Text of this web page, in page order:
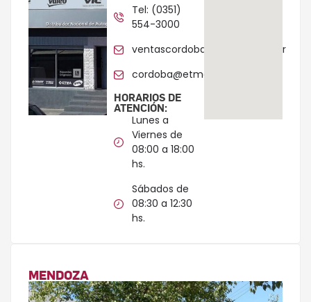
Tel: (0351)
554-3000
ventascordoba@etman.com.ar
cordoba@etman.com.ar
HORARIOS DE
ATENCIÓN:
Lunes a
Viernes de
08:00 a 18:00
hs.
Sábados de
08:30 a 12:30
hs.
MENDOZA